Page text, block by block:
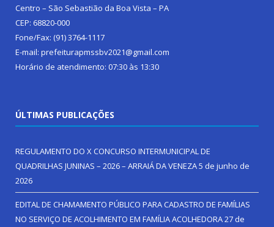
Centro – São Sebastião da Boa Vista – PA
CEP: 68820-000
Fone/Fax: (91) 3764-1117
E-mail: prefeiturapmssbv2021@gmail.com
Horário de atendimento: 07:30 às 13:30
ÚLTIMAS PUBLICAÇÕES
REGULAMENTO DO X CONCURSO INTERMUNICIPAL DE
QUADRILHAS JUNINAS – 2026 – ARRAIÁ DA VENEZA5 de junho de
2026
EDITAL DE CHAMAMENTO PÚBLICO PARA CADASTRO DE FAMÍLIAS
NO SERVIÇO DE ACOLHIMENTO EM FAMÍLIA ACOLHEDORA27 de